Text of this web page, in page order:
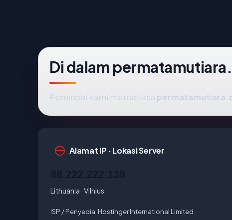
Di dalam
Pemindai kami memeriksa
Alamat IP · Lokasi Server
Lithuania · Vilnius
ISP / Penyedia: Hostinger International Limited